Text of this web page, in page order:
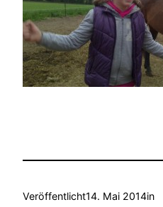
Veröffentlicht14. Mai 2014in